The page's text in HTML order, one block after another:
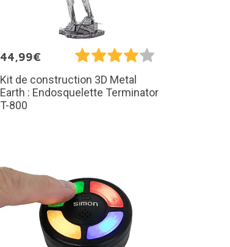
44,99€
Kit de construction 3D Metal
Earth : Endosquelette Terminator
T-800